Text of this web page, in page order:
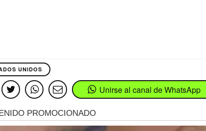
UNIDOS
Unirse al canal de WhatsApp